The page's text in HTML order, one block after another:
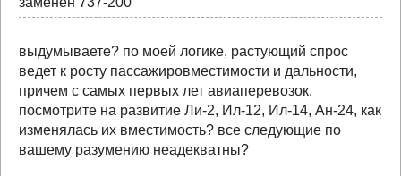
выдумываете? по моей логике, растующий спрос
ведет к росту пассажировместимости и дальности,
причем с самых первых лет авиаперевозок.
посмотрите на развитие Ли-2, Ил-12, Ил-14, Ан-24, как
изменялась их вместимость? все следующие по
вашему разумению неадекватны?